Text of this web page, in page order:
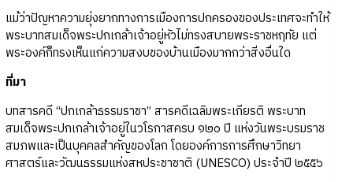
แม้ว่าปัญหาความยุ่งยากทางการเมืองการปกครองของประเทศจะทำให้
พระบาทสมเด็จพระปกเกล้าเจ้าอยู่หัวไม่ทรงสบายพระราชหฤทัย แต่
พระองค์ก็ทรงเห็นแก่ความสงบของบ้านเมืองมากกว่าสิ่งอื่นใด
ที่มา
บทสารคดี “ปกเกล้าธรรมราชา” สารคดีเฉลิมพระเกียรติ พระบาท
สมเด็จพระปกเกล้าเจ้าอยู่ในวโรกาสครบ ๑๒๐ ปี แห่งวันพระบรมราช
สมภพและเป็นบุคคลสำคัญของโลก โดยองค์การการศึกษาวิทยา
ศาสตร์และวัฒนธรรมแห่งสหประชาชาติ (UNESCO) ประจำปี ๒๕๕๖